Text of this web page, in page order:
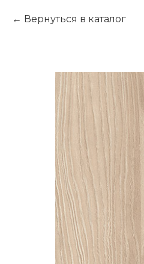
Вернуться в каталог